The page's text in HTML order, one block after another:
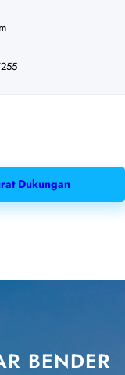
Dukungan
BENDER